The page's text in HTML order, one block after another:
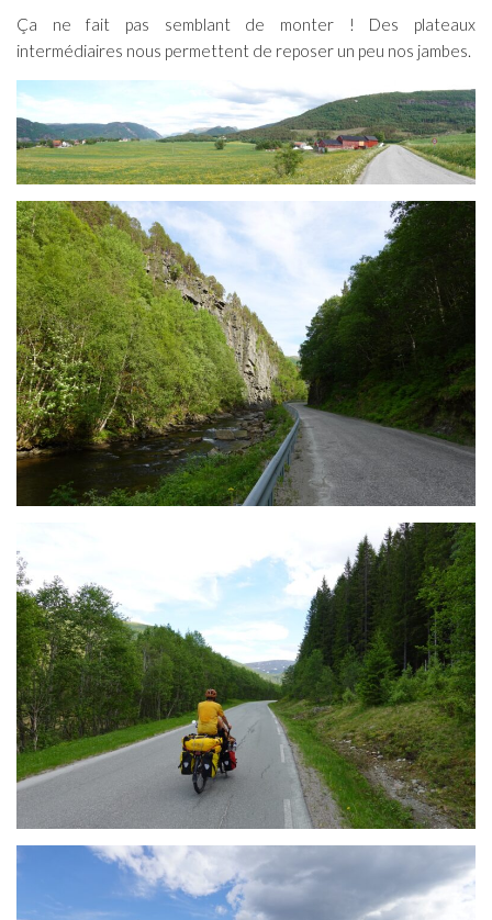
Ça ne fait pas semblant de monter ! Des plateaux
intermédiaires nous permettent de reposer un peu nos jambes.